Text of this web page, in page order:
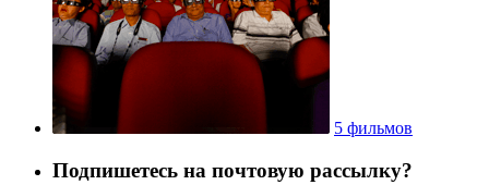
5 фильмов
Подпишетесь на почтовую рассылку?